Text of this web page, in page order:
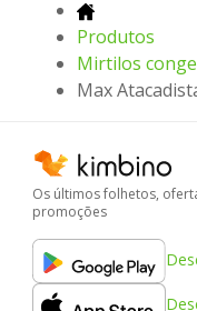
Produtos
Mirtilos
Max
Os últimos folhetos,
promoções